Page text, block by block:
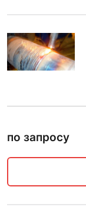
по запросу